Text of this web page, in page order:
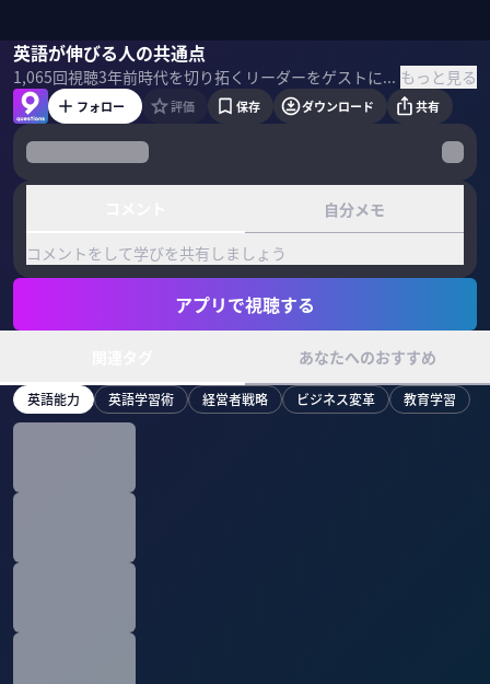
英語が伸びる人の共通点
1,065回視聴3年前 時代を切り拓くリーダーをゲストに招き、PIVOT 佐々木紀彦と竹下隆一郎が「9つの質問」でその実像と未来へのビジョンを解き明かす。 ＜目次＞ もっと見る
岡田祥吾佐々木紀彦
フォロー 評価 保存 ダウンロード 共有
自分メモ
コメントをして学びを共有しましょう
アプリで視聴する
あなたへのおすすめ
英語能力 英語学習術 経営者戦略 ビジネス変革 教育学習